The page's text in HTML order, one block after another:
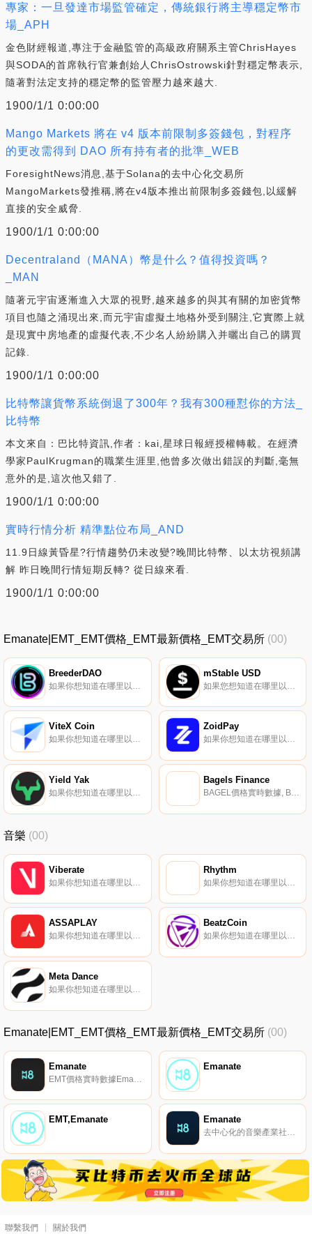
專家：一旦發達市場監管確定，傳統銀行將主導穩定幣市
場_APH
金色財經報道,專注于金融監管的高級政府關系主管ChrisHayes
與SODA的首席執行官兼創始人ChrisOstrowski針對穩定幣表示,
隨著對法定支持的穩定幣的監管壓力越來越大.
1900/1/1 0:00:00
Mango Markets 將在 v4 版本前限制多簽錢包，對程序
的更改需得到 DAO 所有持有者的批準_WEB
ForesightNews消息,基于Solana的去中心化交易所
MangoMarkets發推稱,將在v4版本推出前限制多簽錢包,以緩解
直接的安全威脅.
1900/1/1 0:00:00
Decentraland（MANA）幣是什么？值得投資嗎？
_MAN
隨著元宇宙逐漸進入大眾的視野,越來越多的與其有關的加密貨幣
項目也隨之涌現出來,而元宇宙虛擬土地格外受到關注,它實際上就
是現實中房地產的虛擬代表,不少名人紛紛購入并曬出自己的購買
記錄.
1900/1/1 0:00:00
比特幣讓貨幣系統倒退了300年？我有300種懟你的方法_
比特幣
本文來自：巴比特資訊,作者：kai,星球日報經授權轉載。在經濟
學家PaulKrugman的職業生涯里,他曾多次做出錯誤的判斷,毫無
意外的是,這次他又錯了.
1900/1/1 0:00:00
實時行情分析 精準點位布局_AND
11.9日線黃昏星?行情趨勢仍未改變?晚間比特幣、以太坊視頻講
解 昨日晚間行情短期反轉? 從日線來看.
1900/1/1 0:00:00
Emanate|EMT_EMT價格_EMT最新價格_EMT交易所 (00)
BreederDAO mStable USD
ViteX Coin
如果你想知道在哪里以當前價格購買ViteX Coin,目前交易{ViteX Coin]股票的頂級加密貨幣交易所是ViteX。您可以在我們的加密貨幣交易所頁面上找到其他列表。VX是ViteX交易所的平臺代幣（https://coinmarketcap.com/exchanges/vitex/）.
ZoidPay
如果你想知道在哪里以當前價格購買ZoidPay,目前交易{ZoidPay]股票的頂級加密貨幣交易所是MEXC和Maiar Exchange。您可以在我們的加密貨幣交易所頁面上找到其他列表.
Yield Yak
如果你想知道在哪里以當前價格購買Yield Yak,目前交易{Yield Yak]股票的頂級加密貨幣交易所是Trader Joe（雪崩）、Pangolin、Elk Finance（雪崩）和Lydia Finance。您可以在我們的加密貨幣交易所頁面上找到其他列表。這是一個社區驅動的項目.
Bagels Finance
BAGEL價格實時數據, Bagels Finance是第一個跨鏈杠桿收益農業協議（多鏈）。用戶可以將ETH、WBTC、USDT、DAI、BNB、HT等資產存入Bagels智能合約,賺取市場上最高的APY；Bagels旨在為用戶提供2x-10倍的杠桿,以獲得2x-10倍APY的杠桿農業收益和L.
音樂 (00)
Viberate Rhythm
ASSAPLAY
如果你想知道在哪里以當前價格購買ASSAPLAY,目前交易{ASSAPLAY]股票的頂級加密貨幣交易所是DigiFinex。您可以在我們的加密貨幣交易所頁面上找到其他列表。ASSA將創建一個在線下鏈接模型的新概念,在該模型中,物理空間和在線空間通過音樂內容中的元宇宙自然連接.
BeatzCoin
如果你想知道在哪里以當前價格購買BeatzCoin,目前交易{BeatzCoin]股票的頂級加密貨幣交易所是ProBit Global和Mercatox。您可以在我們的加密貨幣交易所頁面上找到其他列表。BeatzCoin（BTZC）是一種于2018年推出的加密貨幣,在Tron10平臺上運行.
Meta Dance
如果你想知道在哪里以當前價格購買Meta Dance,目前交易{Meta Dance]股票的頂級加密貨幣交易所是MEXC。您可以在我們的加密貨幣交易所頁面上找到其他列表。*META DANCE項目META DANCE項目的誕生是為了在韓流的發展推動下,通過舞蹈等各種舞蹈類別與世界交流.
Emanate|EMT_EMT價格_EMT最新價格_EMT交易所 (00)
Emanate Emanate
EMT,Emanate Emanate
去中心化的音樂產業社區。
聯繫我們 關於我們